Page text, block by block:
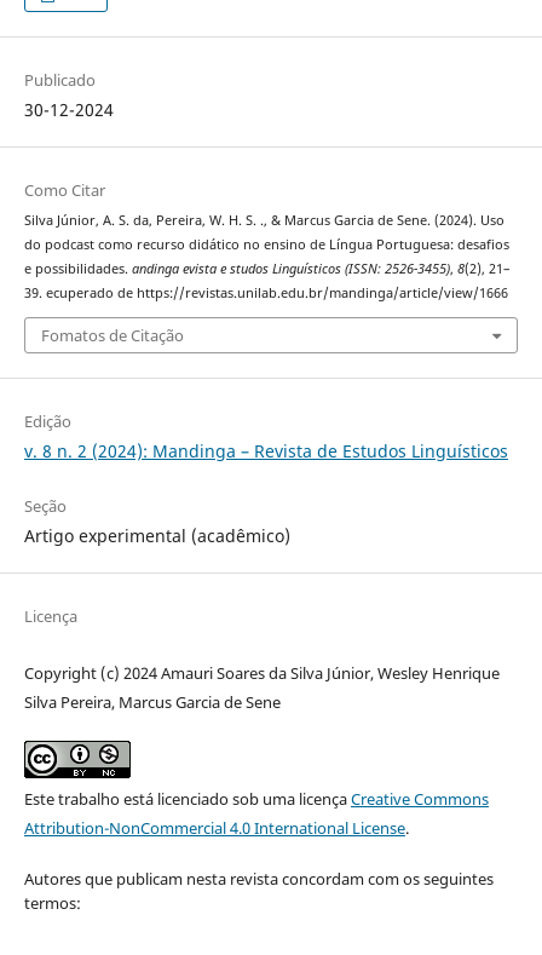
Publicado
30-12-2024
Como Citar
Silva Júnior, A. S. da, Pereira, W. H. S. ., & Marcus Garcia de Sene. (2024). Uso
do podcast como recurso didático no ensino de Língua Portuguesa: desafios
e possibilidades. andinga evista e studos Linguísticos (ISSN: 2526-3455), 8(2), 21–
39. ecuperado de https://revistas.unilab.edu.br/mandinga/article/view/1666
Fomatos de Citação
Edição
v. 8 n. 2 (2024): Mandinga – Revista de Estudos Linguísticos
Seção
Artigo experimental (acadêmico)
Licença
Copyright (c) 2024 Amauri Soares da Silva Júnior, Wesley Henrique
Silva Pereira, Marcus Garcia de Sene
Este trabalho está licenciado sob uma licençaCreative Commons
Attribution-NonCommercial 4.0 International License.
Autores que publicam nesta revista concordam com os seguintes
termos: